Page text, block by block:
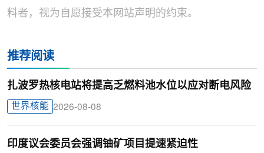
料者，视为自愿接受本网站声明的约束。
推荐阅读
扎波罗热核电站将提高乏燃料池水位以应对断电风险
世界核能 2026-08-08
印度议会委员会强调铀矿项目提速紧迫性